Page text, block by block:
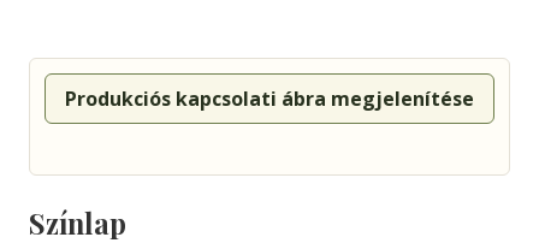
Produkciós kapcsolati ábra megjelenítése
Színlap